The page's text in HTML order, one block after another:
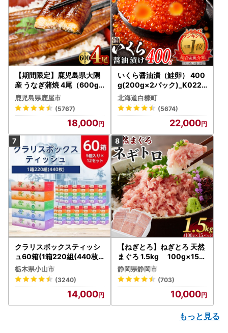
【期間限定】鹿児島県大隅
産 うなぎ蒲焼 4尾（600g
） KN007-004-04-cp18
うなぎ 鰻 魚 惣菜 総菜
鹿児島県鹿屋市
(5767)
18,000
いくら醤油漬（鮭卵） 400
g(200g×2パック)_K022-
1676
北海道白糠町
(5674)
22,000
クラリスボックスティッシ
ュ60箱(1箱220組(440枚))
(5個入り×12セット)【配送
不可地域：離島・沖縄県】
【1256759】
栃木県小山市
(3240)
14,000
【ねぎとろ】ねぎとろ 天然
まぐろ 1.5kg 100g×15パ
ック
静岡県静岡市
(703)
10,000
もっと見る